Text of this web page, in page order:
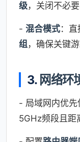
级，关闭不必
- 混合模式：
组，确保关键
3. 网络环
- 局域网内优先
5GHz频段且距